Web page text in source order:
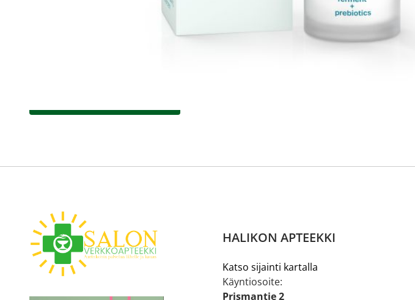
Reseptilääkkeiden tilaaminen edellyttää voimassa olevaa reseptiä, ja voit
HALIKON APTEEKKI
Katso sijainti kartalla
Käyntiosoite:
Prismantie 2